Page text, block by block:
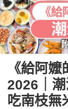
《給阿
2026｜
吃南枝無